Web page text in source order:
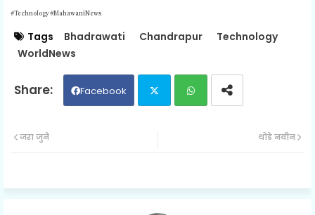
#Technology #MahawaniNews
Tags Bhadrawati Chandrapur
Technology
WorldNews
Facebook
ap
थोडे नवीन
जरा जुने